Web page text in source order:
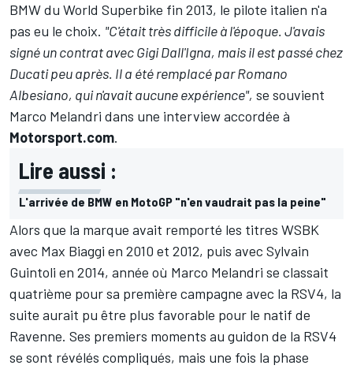
BMW du World Superbike fin 2013, le pilote italien n'a
pas eu le choix. "C'était très difficile à l'époque. J'avais
signé un contrat avec Gigi Dall'Igna, mais il est passé chez
Ducati peu après. Il a été remplacé par Romano
Albesiano, qui n'avait aucune expérience", se souvient
Marco Melandri dans une interview accordée à
Motorsport.com.
Lire aussi :
L'arrivée de BMW en MotoGP "n'en vaudrait pas la peine"
Alors que la marque avait remporté les titres WSBK
avec Max Biaggi en 2010 et 2012, puis avec Sylvain
Guintoli en 2014, année où Marco Melandri se classait
quatrième pour sa première campagne avec la RSV4, la
suite aurait pu être plus favorable pour le natif de
Ravenne. Ses premiers moments au guidon de la RSV4
se sont révélés compliqués, mais une fois la phase